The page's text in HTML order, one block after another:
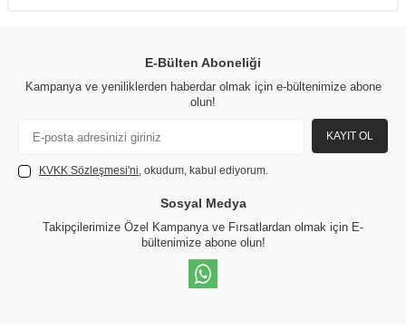
E-Bülten Aboneliği
Kampanya ve yeniliklerden haberdar olmak için e-bültenimize abone
olun!
KAYIT OL
KVKK Sözleşmesi'ni, okudum, kabul ediyorum.
Sosyal Medya
Takipçilerimize Özel Kampanya ve Fırsatlardan olmak için E-
bültenimize abone olun!